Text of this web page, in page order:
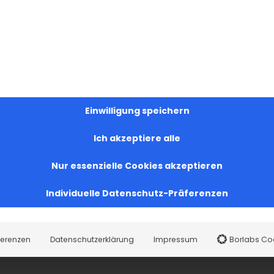
Einwilligung speichern
Ich akzeptiere alle
Nur essenzielle Cookies akzeptieren
Individuelle Datenschutz-Präferenzen
Datenschutzerklärung Impressum Borlabs